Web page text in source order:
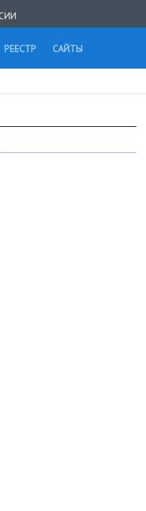
РЕЕСТР САЙТЫ